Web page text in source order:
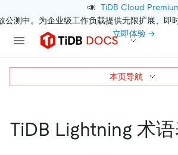
📣 TiDB Cloud
公测中。为企业级工作负载提供无限扩展、即
立即体验 →
TiDB Lightning 术
本页导航